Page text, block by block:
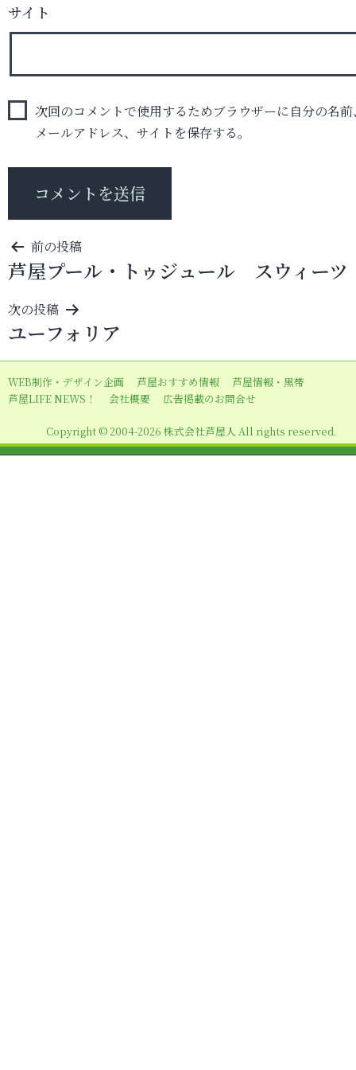
サイト
次回のコメントで使用するためブラウザーに自分の名前
メールアドレス、サイトを保存する。
投
稿
ナ
ビ
ゲ
ー
シ
ン
前の投稿
芦屋プール・トゥジュール スウィーツ
次の投稿
ユーフォリア
WEB制作・デザイン企画 芦屋おすすめ情報
芦屋情報・黒帯
芦屋LIFE NEWS！
会社概要 広告掲載のお問合せ
Copyright © 2004-2026 株式会社芦屋人 All rights reserved.